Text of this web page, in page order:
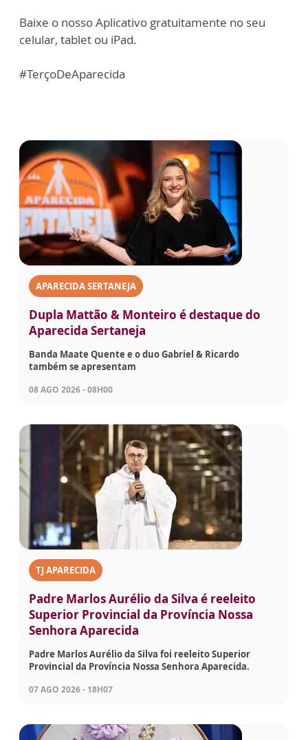
Baixe o nosso Aplicativo gratuitamente no seu
celular, tablet ou iPad.
#TerçoDeAparecida
APARECIDA SERTANEJA
Dupla Mattão & Monteiro é destaque do
Aparecida Sertaneja
Banda Maate Quente e o duo Gabriel & Ricardo
também se apresentam
08 AGO 2026 - 08H00
TJ APARECIDA
Padre Marlos Aurélio da Silva é reeleito
Superior Provincial da Província Nossa
Senhora Aparecida
Padre Marlos Aurélio da Silva foi reeleito Superior
Provincial da Província Nossa Senhora Aparecida.
07 AGO 2026 - 18H07